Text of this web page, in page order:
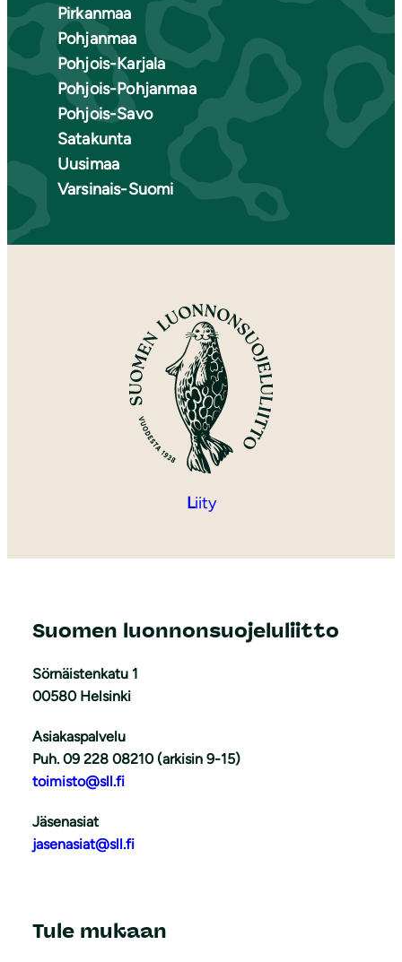
Pirkanmaa
Pohjanmaa
Pohjois-Karjala
Pohjois-Pohjanmaa
Pohjois-Savo
Satakunta
Uusimaa
Varsinais-Suomi
Liity
Suomen luonnonsuojeluliitto
Sörnäistenkatu 1
00580 Helsinki
Asiakaspalvelu
Puh. 09 228 08210 (arkisin 9-15)
toimisto@sll.fi
Jäsenasiat
jasenasiat@sll.fi
Tule mukaan